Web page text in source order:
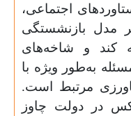
اجتماعی،
مدل بازنشستگی
کند و شاخه‌های
به‌طور ویژه با
مرتبط است.
در دولت‌ چاوز‌‌